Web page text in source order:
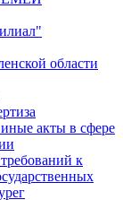
области
акты в сфере
к